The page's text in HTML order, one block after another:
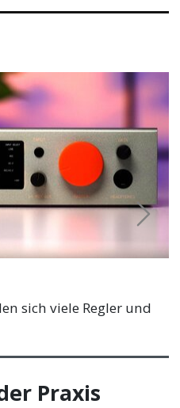
sich viele Regler und
Next
Praxis